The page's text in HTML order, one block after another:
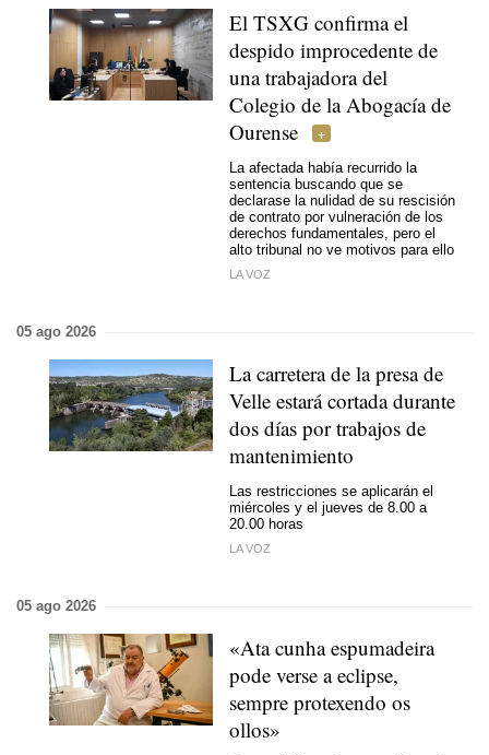
El TSXG confirma el
despido improcedente de
una trabajadora del
Colegio de la Abogacía de
Ourense
La afectada había recurrido la
sentencia buscando que se
declarase la nulidad de su rescisión
de contrato por vulneración de los
derechos fundamentales, pero el
alto tribunal no ve motivos para ello
LA VOZ
05 ago 2026
La carretera de la presa de
Velle estará cortada durante
dos días por trabajos de
mantenimiento
Las restricciones se aplicarán el
miércoles y el jueves de 8.00 a
20.00 horas
LA VOZ
05 ago 2026
«Ata cunha espumadeira
pode verse a eclipse,
sempre protexendo os
ollos»